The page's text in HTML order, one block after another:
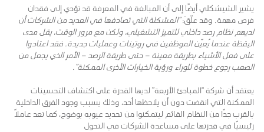
يشير الشيشكلي أيضًا إلى أن المبالغة في المعرفة قد تؤدي إلى فقدان
فرص مهمة. وقد علّقَ:“المشكلة التي تصادفها في العديد من الشركات أن
لديهم نظام رصد داخلي للتميز التشغيلي، ولكن مع مرور الوقت، يقل مدى
اليقظة عندما يُعيّن الموظفين في روتينات وعمليات جديدة. فقد اعتادوا
على فعل الأشياء بطريقة معينة – حتى طريقة الرصد – الأمر الذي يجعل من
الصعب رجوع خطوة للوراء ورؤية الخيارات الأخرى الممكنة”.
يعتقد أن شركة “المبادئ الأربعة” لديها القدرة على اكتشاف التحسينات
الممكنة التي انقضت دون أن يلاحظها أحد، وذلك بسبب وجود الفرق الداخلية
بالقرب جدًا من النظام القائم ليتمكنوا من تحديد عيوبه بوضوح، كما تعد عاملاً
رئيسيًا في قدرتها على مساعدة الشركات في التحول